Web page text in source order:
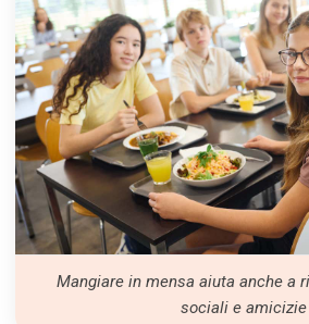
Mangiare in mensa aiuta anche a
sociali e amicizie